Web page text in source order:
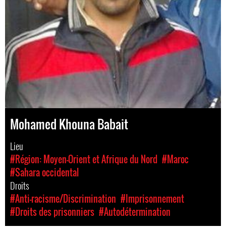
Mohamed Khouna Babait
Lieu
#Région: Moyen-Orient et Afrique du Nord #Maroc
#Sahara occidental
Droits
#Anti-racisme/Discrimination #Imprisonnement
#Droits des prisonniers #Autodétermination